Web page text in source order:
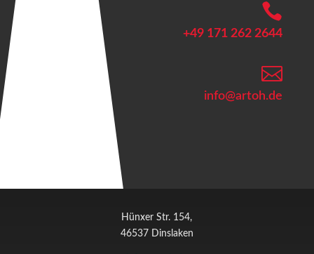

+49 171 262 2644

info@artoh.de
Hünxer Str. 154,
46537 Dinslaken